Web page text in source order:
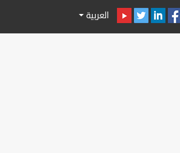
العربية